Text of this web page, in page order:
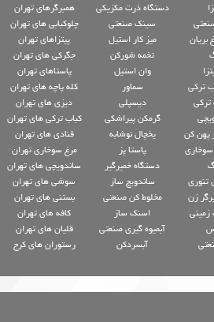
بریان
ترکی
ترکی
پهن کن
تنوری
زن
دستگاه ذرت مکزیکی
سینک صنعتی
میز کار استیل
تخمه شورکن
وان استیل
سماور
دیسپلی
گرمکن پیراشکی
یخچال نوشابه
پاستا پز
دستگاه خمیرگیر
ساندویچ ساز
مخلوط کن صنعتی
اسنک ساز
آبمیوه گیری صنعتی
آبسردکن
همبرگرهای تهران
چلوکبابی های تهران
پیتزاهای تهران
جگرکی های تهران
پاستاهای تهران
کله پاچه های تهران
دیزی های تهران
کباب ترکی های تهران
قنادی های تهران
مرغ سوخاری تهران
ساندویچی های تهران
سوشی های تهران
بستنی های تهران
کافه های تهران
قلیان های تهران
رستوران های کرج